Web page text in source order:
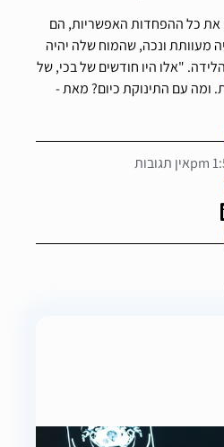
את כל ההפחדות האפשריות, הם
מעוותת ונכה, שהמוח שלה יהיה
"אלו היו חודשים של בכי, של
ומה עם התינוקת כיום? מאת -
אין תגובות